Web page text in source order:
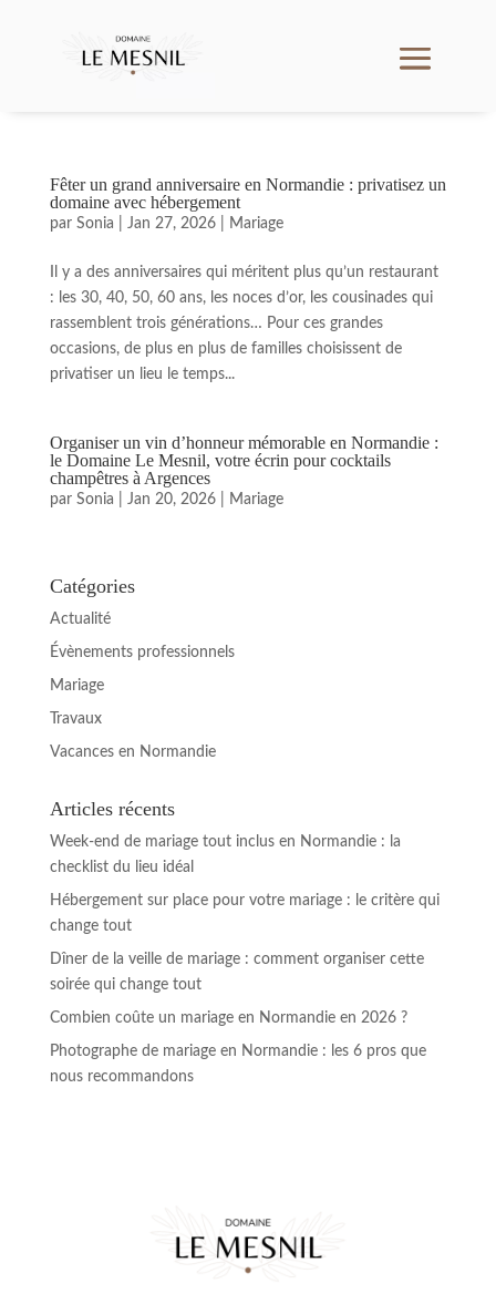
Fêter un grand anniversaire en Normandie : privatisez un
domaine avec hébergement
par Sonia Jan 27, 2026| Mariage
Il y a des anniversaires qui méritent plus qu’un restaurant
: les 30, 40, 50, 60 ans, les noces d’or, les cousinades qui
rassemblent trois générations… Pour ces grandes
occasions, de plus en plus de familles choisissent de
privatiser un lieu le temps...
Organiser un vin d’honneur mémorable en Normandie :
le Domaine Le Mesnil, votre écrin pour cocktails
champêtres à Argences
par Sonia Jan 20, 2026| Mariage
Catégories
Actualité
Évènements professionnels
Mariage
Travaux
Vacances en Normandie
Articles récents
Week-end de mariage tout inclus en Normandie : la
checklist du lieu idéal
Hébergement sur place pour votre mariage : le critère qui
change tout
Dîner de la veille de mariage : comment organiser cette
soirée qui change tout
Combien coûte un mariage en Normandie en 2026 ?
Photographe de mariage en Normandie : les 6 pros que
nous recommandons